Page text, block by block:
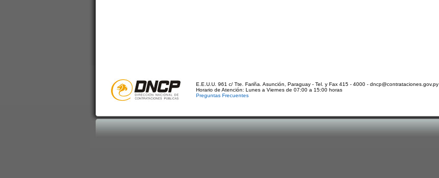
E.E.U.U. 961 c/ Tte. Fariña. Asunción, Paraguay - Tel. y Fax 415 - 4000 - dncp@contrataciones.gov.py
Horario de Atención: Lunes a Viernes de 07:00 a 15:00 horas
Preguntas Frecuentes